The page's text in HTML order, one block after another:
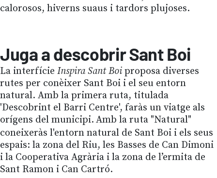
calorosos, hiverns suaus i tardors plujoses.
Juga a descobrir Sant Boi
La interfície Inspira Sant Boi proposa diverses
rutes per conèixer Sant Boi i el seu entorn
natural. Amb la primera ruta, titulada
'Descobrint el Barri Centre', faràs un viatge als
orígens del municipi. Amb la ruta "Natural"
coneixeràs l'entorn natural de Sant Boi i els seus
espais: la zona del Riu, les Basses de Can Dimoni
i la Cooperativa Agrària i la zona de l’ermita de
Sant Ramon i Can Cartró.